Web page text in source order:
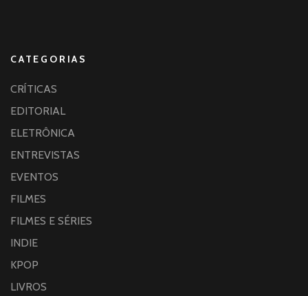
CATEGORIAS
CRÍTICAS
EDITORIAL
ELETRÔNICA
ENTREVISTAS
EVENTOS
FILMES
FILMES E SÉRIES
INDIE
KPOP
LIVROS